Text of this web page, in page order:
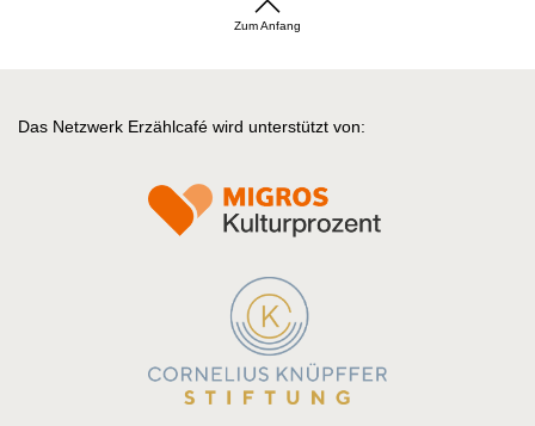
Zum Anfang
Das Netzwerk Erzählcafé wird unterstützt von: